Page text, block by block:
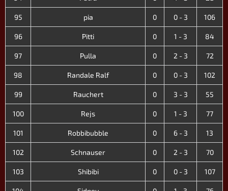
95 pia 0 0 - 3 106
96 Pitti 0 1 - 3 84
97 Pulla 0 2 - 3 72
98 Randale Ralf 0 0 - 3 102
99 Rauchert 0 3 - 3 55
100 Rejs 0 1 - 3 77
101 Robbibubble 0 6 - 3 13
102 Schnauser 0 2 - 3 70
103 Shibibi 0 0 - 3 107